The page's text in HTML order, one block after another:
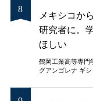
メキシコか
研究者に。
ほしい
鶴岡工業高等専門
グアンゴレナ ギ